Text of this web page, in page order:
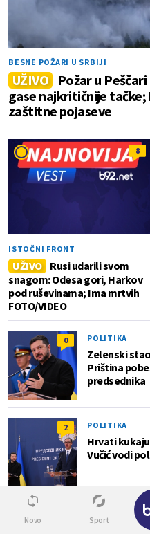
BESNE POŽARI U SRBIJI
UŽIVO Požar u
gase najkritičnije tačke;
zaštitne pojaseve
8
ISTOČNI FRONT
UŽIVO
Rusi udarili svom
snagom: Odesa gori, Harkov
pod ruševinama; Ima mrtvih
FOTO/VIDEO
0 POLITIKA
Zelenski
Priština
predsednika
2 POLITIKA
Hrvati
Vučić vodi
Lokal
Novo Sport
✕